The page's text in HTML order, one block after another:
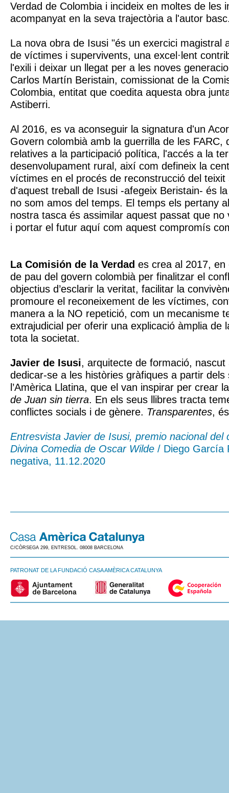
Verdad de Colombia i incideix en moltes de les
acompanyat en la seva trajectòria a l'autor
La nova obra de Isusi "és un exercici magistral
de víctimes i supervivents, una excel·lent
l'exili i deixar un llegat per a les noves
Carlos Martín Beristain, comissionat de la
Colombia, entitat que coedita aquesta obra
Astiberri.
Al 2016, es va aconseguir la signatura d'un
Govern colombià amb la guerrilla de les FARC,
relatives a la participació política, l'accés a la
desenvolupament rural, així com defineix la
víctimes en el procés de reconstrucció del teixit
d'aquest treball de Isusi -afegeix Beristain- és
no som amos del temps. El temps els pertany
nostra tasca és assimilar aquest passat que no
i portar el futur aquí com aquest compromís
La Comisión de la Verdad es crea al 2017, en
de pau del govern colombià per finalitzar el
objectius d’esclarir la veritat, facilitar la
promoure el reconeixement de les víctimes,
manera a la NO repetició, com un mecanisme
extrajudicial per oferir una explicació àmplia de
tota la societat.
Javier de Isusi, arquitecte de formació, nascut
dedicar-se a les històries gràfiques a partir dels
l’Amèrica Llatina, que el van inspirar per crear
de Juan sin tierra. En els seus llibres tracta
conflictes socials i de gènere. Transparentes,
Entresvista Javier de Isusi, premio nacional del
Divina Comedia de Oscar Wilde / Diego García
negativa, 11.12.2020
C/CÒRSEGA 299, ENTRESOL. 08008 BARCELONA
PATRONAT DE LA FUNDACIÓ CASA AMÈRICA CATALUNYA